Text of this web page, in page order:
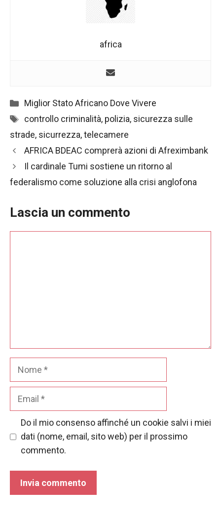
africa
Categorie
Miglior Stato Africano Dove Vivere
Tag
controllo criminalità, polizia, sicurezza sulle
strade, sicurrezza,telecamere
Navigazione
articolo
AFRICA BDEAC comprerà azioni di Afreximbank
Il cardinale Tumi sostiene un ritorno al
federalismo come soluzione alla crisi anglofona
Lascia un commento
Nome
Email
Do il mio consenso affinché un cookie salvi i miei
dati (nome, email, sito web) per il prossimo
commento.